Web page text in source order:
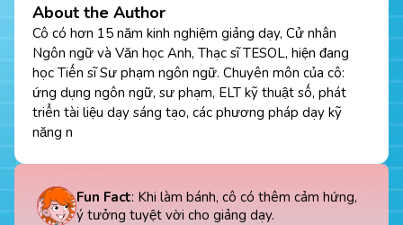
About the Author
Cô có hơn 15 năm kinh nghiệm giảng dạy, Cử nhân
Ngôn ngữ và Văn học Anh, Thạc sĩ TESOL, hiện đang
học Tiến sĩ Sư phạm ngôn ngữ. Chuyên môn của cô:
ứng dụng ngôn ngữ, sư phạm, ELT kỹ thuật số, phát
triển tài liệu dạy sáng tạo, các phương pháp dạy kỹ
năng n
Fun Fact: Khi làm bánh, cô có thêm cảm hứng,
ý tưởng tuyệt vời cho giảng dạy.